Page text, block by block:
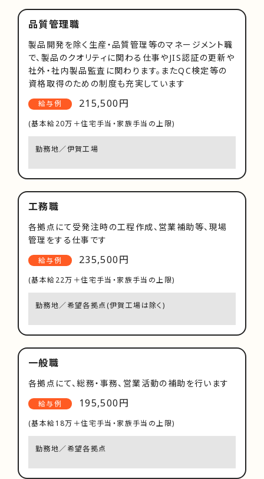
品質管理職
製品開発を除く生産・品質管理等のマネージメント職
で、製品のクオリティに関わる仕事やJIS認証の更新や
社外・社内製品監査に関わります。またQC検定等の
資格取得のための制度も充実しています
給与例 215,500円
(基本給20万＋住宅手当・家族手当の上限)
勤務地／伊賀工場
工務職
各拠点にて受発注時の工程作成、営業補助等、現場
管理をする仕事です
給与例 235,500円
(基本給22万＋住宅手当・家族手当の上限)
勤務地／希望各拠点(伊賀工場は除く)
一般職
各拠点にて、総務・事務、営業活動の補助を行います
給与例 195,500円
(基本給18万＋住宅手当・家族手当の上限)
勤務地／希望各拠点